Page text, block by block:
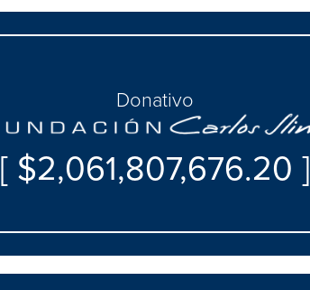
Donativo
[ $2,061,807,676.20 ]